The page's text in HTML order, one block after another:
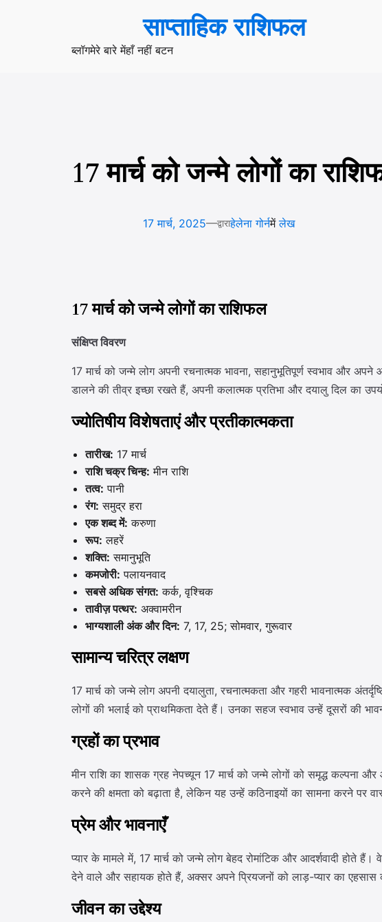
साप्ताहिक राशिफल
ब्लॉगमेरे बारे मेंहाँ नहीं बटन
17 मार्च को जन्मे लोगों का
17 मार्च, 2025—द्वाराहेलेना गोर्नमेंलेख
17 मार्च को जन्मे लोगों का राशिफल
संक्षिप्त विवरण
17 मार्च को जन्मे लोग अपनी रचनात्मक भावना, सहानुभूतिपूर्ण स्वभाव और
डालने की तीव्र इच्छा रखते हैं, अपनी कलात्मक प्रतिभा और दयालु दिल का
ज्योतिषीय विशेषताएं और प्रतीकात्मकता
तारीख: 17 मार्च
राशि चक्र चिन्ह: मीन राशि
तत्व: पानी
रंग: समुद्र हरा
एक शब्द में: करुणा
रूप: लहरें
शक्ति: समानुभूति
कमजोरी: पलायनवाद
सबसे अधिक संगत: कर्क, वृश्चिक
तावीज़ पत्थर: अक्वामरीन
भाग्यशाली अंक और दिन: 7, 17, 25; सोमवार, गुरूवार
सामान्य चरित्र लक्षण
17 मार्च को जन्मे लोग अपनी दयालुता, रचनात्मकता और गहरी भावनात्मक
लोगों की भलाई को प्राथमिकता देते हैं। उनका सहज स्वभाव उन्हें दूसरों की
ग्रहों का प्रभाव
मीन राशि का शासक ग्रह नेपच्यून 17 मार्च को जन्मे लोगों को समृद्ध कल्पना
करने की क्षमता को बढ़ाता है, लेकिन यह उन्हें कठिनाइयों का सामना करने पर
प्रेम और भावनाएँ
प्यार के मामले में, 17 मार्च को जन्मे लोग बेहद रोमांटिक और आदर्शवादी होते
देने वाले और सहायक होते हैं, अक्सर अपने प्रियजनों को लाड़-प्यार का
जीवन का उद्देश्य